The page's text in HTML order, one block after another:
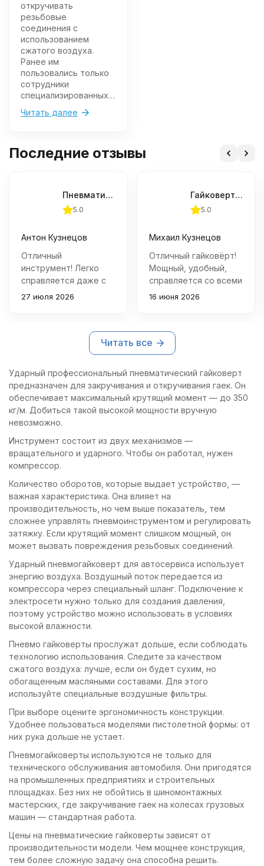
откручивать
резьбовые
соединения с
использованием
сжатого воздуха.
Ранее им
пользовались только
сотрудники
специализированных
автосервисов,
гайковерт
пневматический для
что нужно знать.
Читать далее
Последние отзывы
Пневматический гайковерт Thorvik AIWS124 1"
5.0
Антон Кузнецов
Отличный
инструмент! Легко
справляется даже с
самыми тугими
эргономичной форме.
качества.
27 июля 2026
Гайковерт пневматический ударный Jonnesway JAI-1044 1/2"DR 8000 об/мин., 780 Нм
5.0
Михаил Кузнецов
Отличный гайковёрт!
Мощный, удобный,
справляется со всеми
задачами быстро и
качества.
16 июня 2026
Читать все
Ударный профессиональный пневматический гайковерт
предназначен для закручивания и откручивания гаек. Он
обеспечивает максимальный крутящий момент — до 350
кг/м. Добиться такой высокой мощности вручную
невозможно.
Инструмент состоит из двух механизмов —
вращательного и ударного. Чтобы он работал, нужен
компрессор.
Количество оборотов, которые выдает устройство, —
важная характеристика. Она влияет на
производительность, но чем выше показатель, тем
сложнее управлять пневмоинструментом и регулировать
затяжку. Если крутящий момент слишком мощный, он
может вызвать повреждения резьбовых соединений.
Ударный пневмогайковерт для автосервиса использует
энергию воздуха. Воздушный поток передается из
компрессора через специальный шланг. Подключение к
электросети нужно только для создания давления,
поэтому устройство можно использовать в условиях
высокой влажности.
Пневмо гайковерты прослужат дольше, если соблюдать
технологию использования. Следите за качеством
сжатого воздуха: лучше, если он будет сухим, но
обогащенным масляными составами. Для этого
используйте специальные воздушные фильтры.
При выборе оцените эргономичность конструкции.
Удобнее пользоваться моделями пистолетной формы: от
них рука дольше не устает.
Пневмогайковерты используются не только для
технического обслуживания автомобиля. Они пригодятся
на промышленных предприятиях и строительных
площадках. Без них не обойтись в шиномонтажных
мастерских, где закручивание гаек на колесах грузовых
машин — стандартная работа.
Цены на пневматические гайковерты зависят от
производительности модели. Чем мощнее конструкция,
тем более сложную задачу она способна решить.